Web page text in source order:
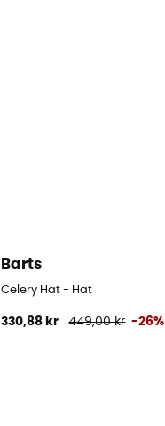
Barts
Celery Hat - Hat
330,88 kr 449,00 kr -26%